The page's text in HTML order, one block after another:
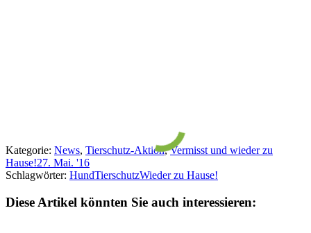
Kategorie: News, Tierschutz-Aktion,Vermisst und wieder zu
Hause!27. Mai. '16
Schlagwörter: HundTierschutzWieder zu Hause!
Diese Artikel könnten Sie auch interessieren: